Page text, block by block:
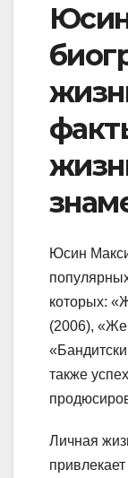
Юсин
которых:
(2006),
также
Личная